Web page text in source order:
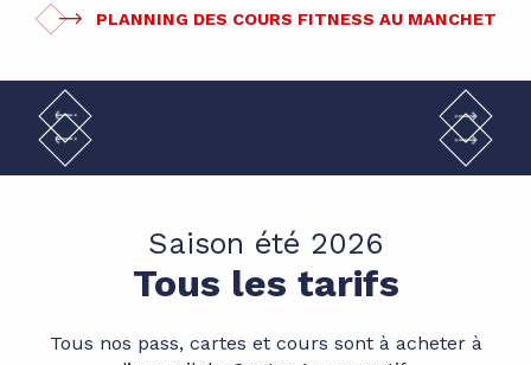
PLANNING DES COURS FITNESS AU MANCHET
Espace Plage – La piscine
Spa Pure Altitude
Saison été 2026
Tous les tarifs
Tous nos pass, cartes et cours sont à acheter à